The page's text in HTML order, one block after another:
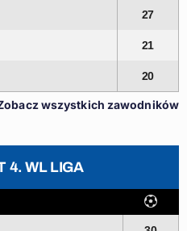
27
21
20
wszystkich zawodników
4. WL LIGA